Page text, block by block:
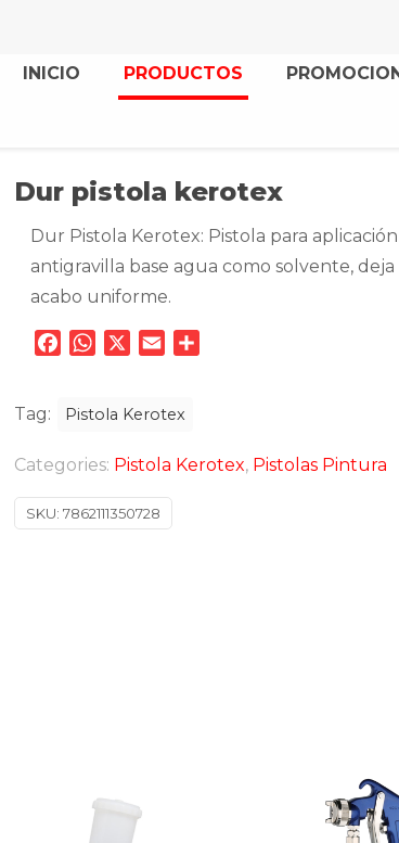
INICIO PRODUCTOS
Dur pistola kerotex
Dur Pistola Kerotex: Pistola para
antigravilla base agua como solvente,
acabo uniforme.
Facebook
WhatsAppEmail
Tag: Pistola Kerotex
Categories: Pistola Kerotex, Pistolas Pintura
SKU:7862111350728